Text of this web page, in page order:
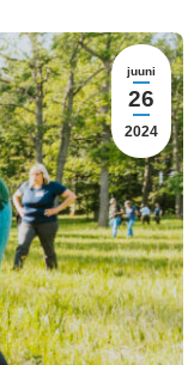
juuni
26
2024